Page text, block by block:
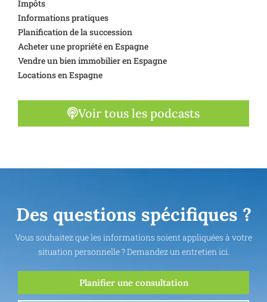
Impôts
Informations pratiques
Planification de la succession
Acheter une propriété en Espagne
Vendre un bien immobilier en Espagne
Locations en Espagne
Voir tous les podcasts
Des questions spécifiques ?
Vous souhaitez que les informations soient appliquées à votre
situation personnelle ? Demandez un entretien ici.
Planifier une consultation